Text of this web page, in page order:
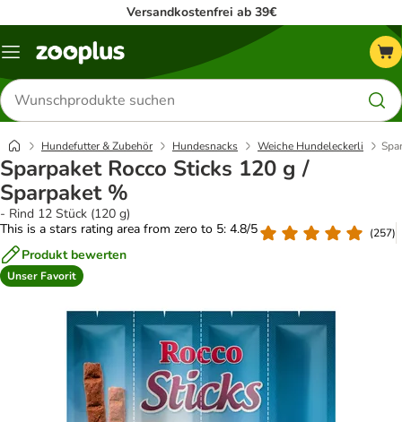
Versandkostenfrei ab 39€
Menü
Produkte
suchen
Hundefutter & Zubehör Hundesnacks Weiche Hundeleckerli
Sparpaket Rocco Sticks 120 g /
Sparpaket %
- Rind 12 Stück (120 g)
This is a stars rating area from zero to 5: 4.8/5
(257)
Produkt bewerten
Unser Favorit